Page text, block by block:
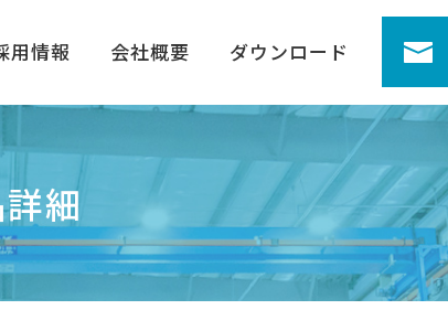
用情報 会社概要 ダウンロード
細